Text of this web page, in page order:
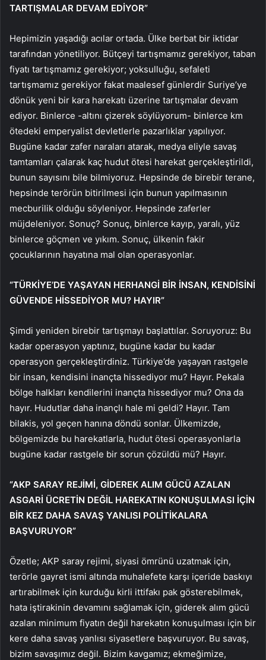
TARTIŞMALAR DEVAM EDİYOR”
Hepimizin yaşadığı acılar ortada. Ülke berbat bir iktidar
tarafından yönetiliyor. Bütçeyi tartışmamız gerekiyor, taban
fiyatı tartışmamız gerekiyor; yoksulluğu, sefaleti
tartışmamız gerekiyor fakat maalesef günlerdir Suriye’ye
dönük yeni bir kara harekatı üzerine tartışmalar devam
ediyor. Binlerce -altını çizerek söylüyorum- binlerce km
ötedeki emperyalist devletlerle pazarlıklar yapılıyor.
Bugüne kadar zafer naraları atarak, medya eliyle savaş
tamtamları çalarak kaç hudut ötesi harekat gerçekleştirildi,
bunun sayısını bile bilmiyoruz. Hepsinde de birebir terane,
hepsinde terörün bitirilmesi için bunun yapılmasının
mecburilik olduğu söyleniyor. Hepsinde zaferler
müjdeleniyor. Sonuç? Sonuç, binlerce kayıp, yaralı, yüz
binlerce göçmen ve yıkım. Sonuç, ülkenin fakir
çocuklarının hayatına mal olan operasyonlar.
“TÜRKİYE’DE YAŞAYAN HERHANGİ BİR İNSAN, KENDİSİNİ
GÜVENDE HİSSEDİYOR MU? HAYIR”
Şimdi yeniden birebir tartışmayı başlattılar. Soruyoruz: Bu
kadar operasyon yaptınız, bugüne kadar bu kadar
operasyon gerçekleştirdiniz. Türkiye’de yaşayan rastgele
bir insan, kendisini inançta hissediyor mu? Hayır. Pekala
bölge halkları kendilerini inançta hissediyor mu? Ona da
hayır. Hudutlar daha inançlı hale mi geldi? Hayır. Tam
bilakis, yol geçen hanına döndü sonlar. Ülkemizde,
bölgemizde bu harekatlarla, hudut ötesi operasyonlarla
bugüne kadar rastgele bir sorun çözüldü mü? Hayır.
“AKP SARAY REJİMİ, GİDEREK ALIM GÜCÜ AZALAN
ASGARİ ÜCRETİN DEĞİL HAREKATIN KONUŞULMASI İÇİN
BİR KEZ DAHA SAVAŞ YANLISI POLİTİKALARA
BAŞVURUYOR”
Özetle; AKP saray rejimi, siyasi ömrünü uzatmak için,
terörle gayret ismi altında muhalefete karşı içeride baskıyı
artırabilmek için kurduğu kirli ittifakı pak gösterebilmek,
hata iştirakinin devamını sağlamak için, giderek alım gücü
azalan minimum fiyatın değil harekatın konuşulması için bir
kere daha savaş yanlısı siyasetlere başvuruyor. Bu savaş,
bizim savaşımız değil. Bizim kavgamız; ekmeğimize,